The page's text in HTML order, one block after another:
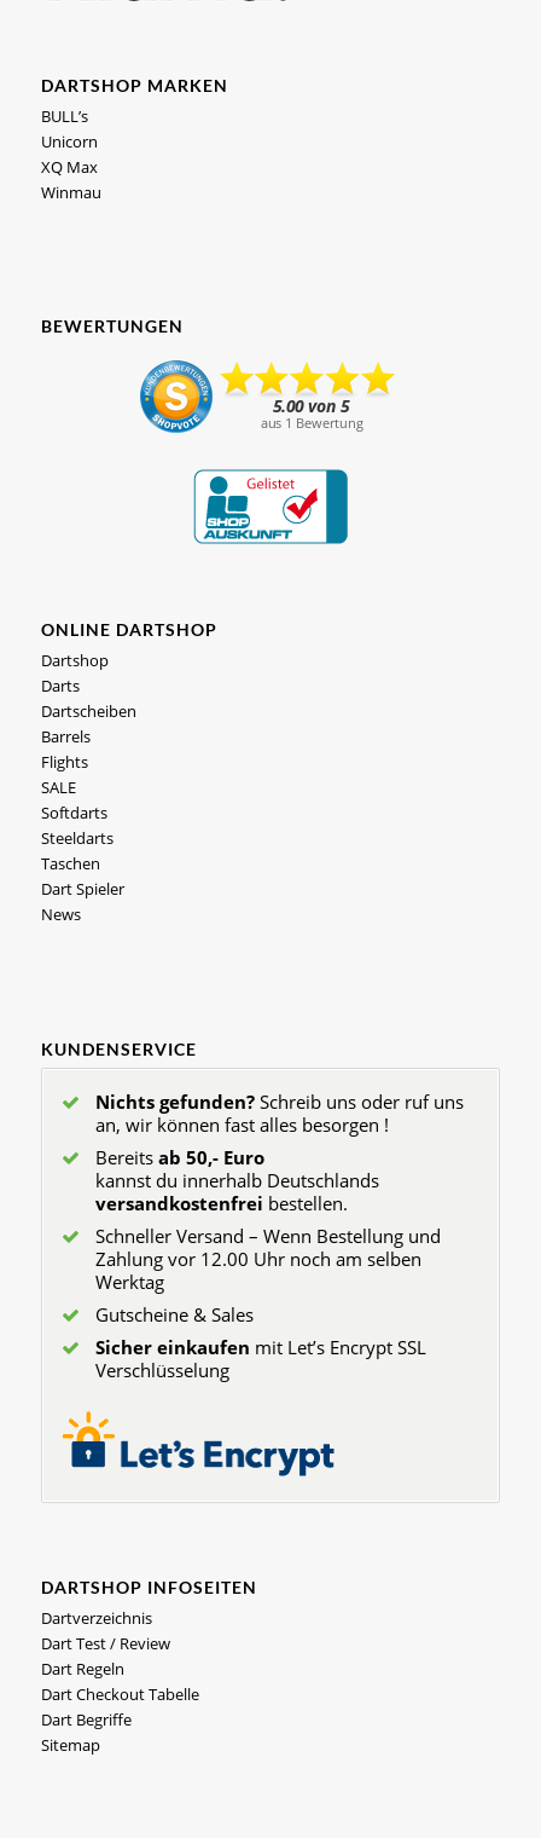
DARTSHOP MARKEN
BULL’s
Unicorn
XQ Max
Winmau
BEWERTUNGEN
ONLINE DARTSHOP
Dartshop
Darts
Dartscheiben
Barrels
Flights
SALE
Softdarts
Steeldarts
Taschen
Dart Spieler
News
KUNDENSERVICE
Nichts gefunden?Schreib uns oder ruf uns
an, wir können fast alles besorgen !
Bereits ab 50,- Euro
kannst du innerhalb Deutschlands
versandkostenfrei bestellen.
Schneller Versand – Wenn Bestellung und
Zahlung vor 12.00 Uhr noch am selben
Werktag
Gutscheine & Sales
Sicher einkaufen mit Let’s Encrypt SSL
Verschlüsselung
DARTSHOP INFOSEITEN
Dartverzeichnis
Dart Test / Review
Dart Regeln
Dart Checkout Tabelle
Dart Begriffe
Sitemap